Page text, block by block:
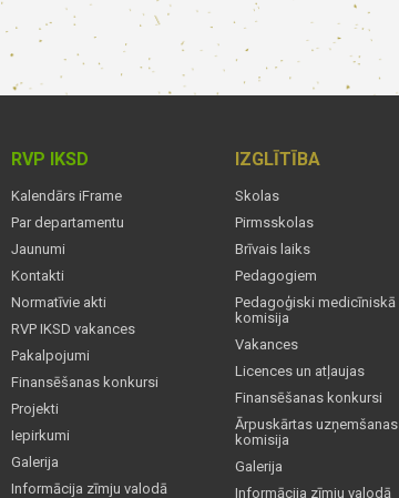
RVP IKSD
Kalendārs iFrame
Par departamentu
Jaunumi
Kontakti
Normatīvie akti
RVP IKSD vakances
Pakalpojumi
Finansēšanas konkursi
Projekti
Iepirkumi
Galerija
Informācija zīmju valodā
IZGLĪTĪBA
Skolas
Pirmsskolas
Brīvais laiks
Pedagogiem
Pedagoģiski medicīniskā
komisija
Vakances
Licences un atļaujas
Finansēšanas konkursi
Ārpuskārtas uzņemšanas
komisija
Galerija
Informācija zīmju valodā